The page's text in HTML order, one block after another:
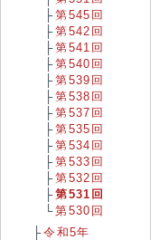
第545回
第542回
第541回
第540回
第539回
第538回
第537回
第535回
第534回
第533回
第532回
第531回
第530回
令和5年